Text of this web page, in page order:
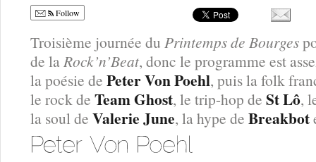
Follow
Troisième journée du Printemps de Bourges
de laRock’n’Beat, donc le programme est
la poésie de Peter Von Poehl, puis la folk
le rock de Team Ghost, le trip-hop de St Lô,
la soul de Valerie June, la hype de Breakbot